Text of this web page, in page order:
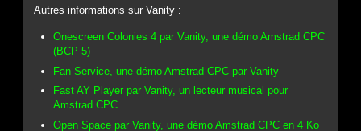
Autres informations sur Vanity :
Onescreen Colonies 4 par Vanity, une démo Amstrad CPC
(BCP 5)
Fan Service, une démo Amstrad CPC par Vanity
Fast AY Player par Vanity, un lecteur musical pour
Amstrad CPC
Open Space par Vanity, une démo Amstrad CPC en 4 Ko